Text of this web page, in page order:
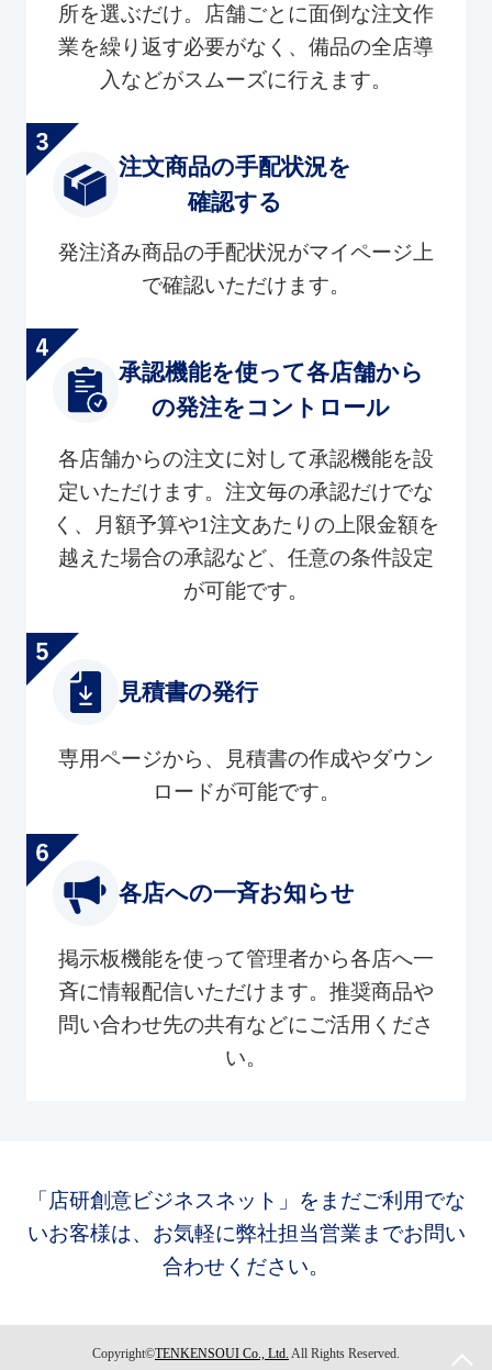
所を選ぶだけ。店舗ごとに面倒な注文作
業を繰り返す必要がなく、備品の全店導
入などがスムーズに行えます。
注文商品の手配状況を
確認する
発注済み商品の手配状況がマイページ上
で確認いただけます。
承認機能を使って各店舗から
の発注をコントロール
各店舗からの注文に対して承認機能を設
定いただけます。注文毎の承認だけでな
く、月額予算や1注文あたりの上限金額を
越えた場合の承認など、任意の条件設定
が可能です。
見積書の発行
専用ページから、見積書の作成やダウン
ロードが可能です。
各店への一斉お知らせ
掲示板機能を使って管理者から各店へ一
斉に情報配信いただけます。推奨商品や
問い合わせ先の共有などにご活用くださ
い。
「店研創意ビジネスネット」をまだご利用でな
いお客様は、お気軽に弊社担当営業までお問い
合わせください。
Copyright©TENKENSOUI Co., Ltd. All Rights Reserved.